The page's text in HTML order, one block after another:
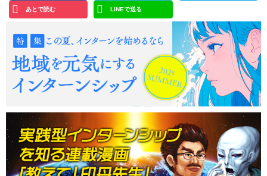
あとで読む LINEで送る